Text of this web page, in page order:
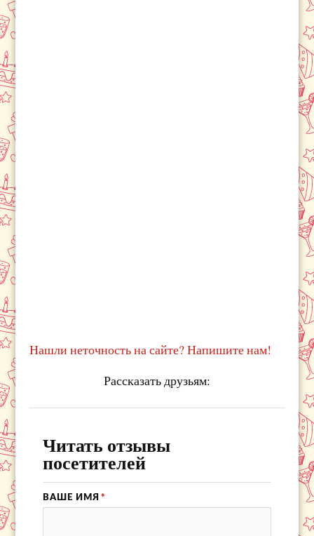
Нашли неточность на сайте? Напишите нам!
Рассказать друзьям:
Читать отзывы
посетителей
ВАШЕ ИМЯ *